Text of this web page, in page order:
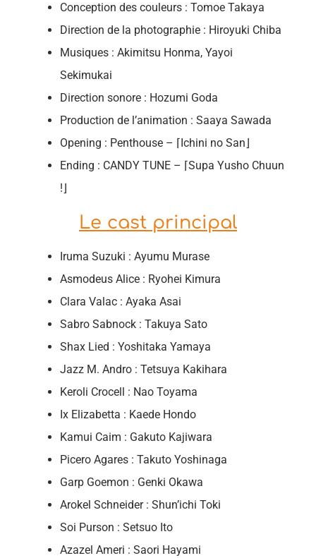
Conception des couleurs : Tomoe Takaya
Direction de la photographie : Hiroyuki Chiba
Musiques : Akimitsu Honma, Yayoi
Sekimukai
Direction sonore : Hozumi Goda
Production de l’animation : Saaya Sawada
Opening : Penthouse – ⌈Ichini no San⌋
Ending : CANDY TUNE – ⌈Supa Yusho Chuun
!⌋
Le cast principal
Iruma Suzuki : Ayumu Murase
Asmodeus Alice : Ryohei Kimura
Clara Valac : Ayaka Asai
Sabro Sabnock : Takuya Sato
Shax Lied : Yoshitaka Yamaya
Jazz M. Andro : Tetsuya Kakihara
Keroli Crocell : Nao Toyama
Ix Elizabetta : Kaede Hondo
Kamui Caim : Gakuto Kajiwara
Picero Agares : Takuto Yoshinaga
Garp Goemon : Genki Okawa
Arokel Schneider : Shun’ichi Toki
Soi Purson : Setsuo Ito
Azazel Ameri : Saori Hayami